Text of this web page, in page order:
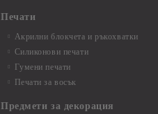
Печати
Акрилни блокчета и ръкохватки
Силиконови печати
Гумени печати
Печати за восък
Предмети за декорация